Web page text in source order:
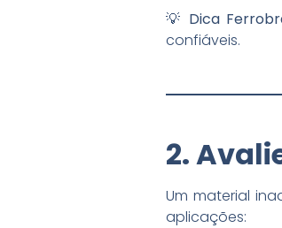
💡 Dica
confiáveis.
2.
Um material
aplicações: